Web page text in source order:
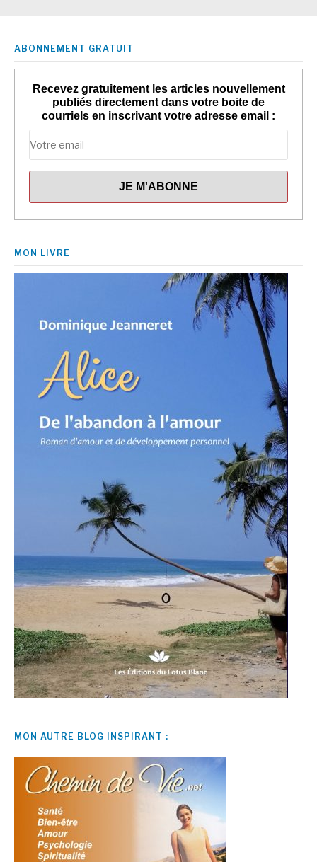
ABONNEMENT GRATUIT
Recevez gratuitement les articles nouvellement
publiés directement dans votre boite de
courriels en inscrivant votre adresse email :
MON LIVRE
MON AUTRE BLOG INSPIRANT :